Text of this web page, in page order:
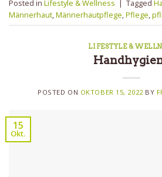
Posted in Lifestyle & Wellness | Tagged
Männerhaut,Männerhautpflege,Pflege,
LIFESTYLE &
POSTED ON OKTOBER 15, 2022 BY
15
Okt.